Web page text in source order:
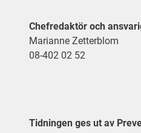
Chefredaktör och
Marianne Zetterblom
08-402 02 52
Tidningen ges ut av